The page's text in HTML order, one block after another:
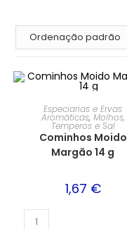
Especiarias e Ervas
Aromáticas, Molhos,
Temperos e Sal
Cominhos Moido
Margão 14 g
1,67 €